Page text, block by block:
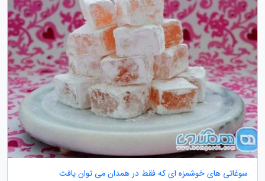
سوغاتی های خوشمزه ای که فقط در همدان می توان یافت